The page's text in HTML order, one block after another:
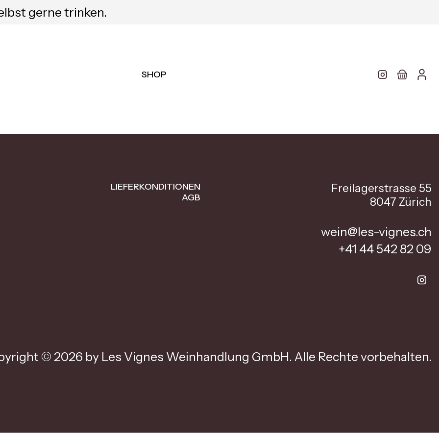
gerne trinken.
SHOP
LIEFERKONDITIONEN
AGB
Freilagerstrasse 55
8047 Zürich
wein@les-vignes.ch
+41 44 542 82 09
© 2026 by Les Vignes Weinhandlung GmbH. Alle Rechte vorbehalten.